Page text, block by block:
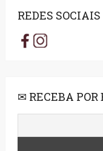
REDES SOCIAIS
✉ RECEBA